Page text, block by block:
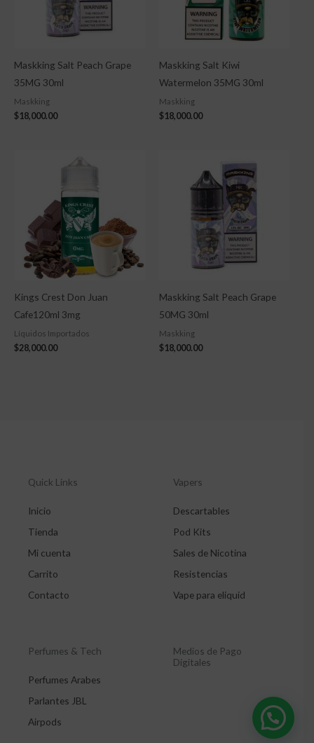
Maskking Salt Peach Grape
35MG 30ml
Maskking
$18,000.00
Maskking Salt Kiwi
Watermelon 35MG 30ml
Maskking
$18,000.00
Kings Crest Don Juan
Cafe120ml 3mg
Líquidos Importados
$28,000.00
Maskking Salt Peach Grape
50MG 30ml
Maskking
$18,000.00
Quick Links
Inicio
Tienda
Mi cuenta
Carrito
Contacto
Vapers
Descartables
Pod Kits
Sales de Nicotina
Resistencias
Vape para eliquid
Perfumes & Tech
Perfumes Arabes
Parlantes JBL
Airpods
Medios de Pago
Digitales